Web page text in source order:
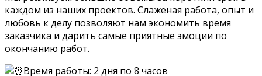
каждом из наших проектов. Слаженая работа, опыт и
любовь к делу позволяют нам экономить время
заказчика и дарить самые приятные эмоции по
окончанию работ.
Время работы: 2 дня по 8 часов